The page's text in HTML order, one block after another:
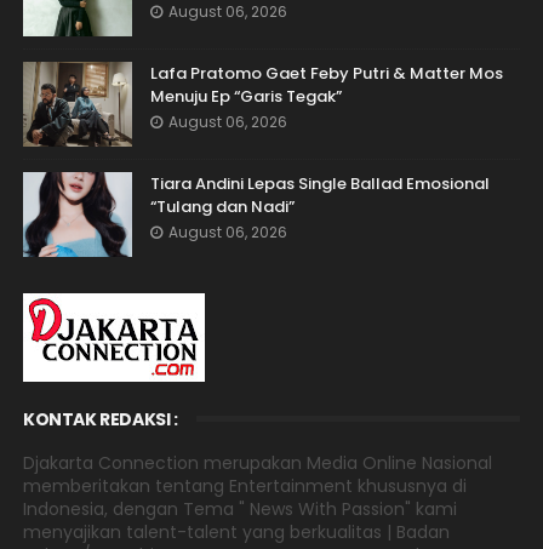
August 06, 2026
Lafa Pratomo Gaet Feby Putri & Matter Mos
Menuju Ep “Garis Tegak”
August 06, 2026
Tiara Andini Lepas Single Ballad Emosional
“Tulang dan Nadi”
August 06, 2026
KONTAK REDAKSI :
Djakarta Connection merupakan Media Online Nasional
memberitakan tentang Entertainment khususnya di
Indonesia, dengan Tema " News With Passion" kami
menyajikan talent-talent yang berkualitas | Badan